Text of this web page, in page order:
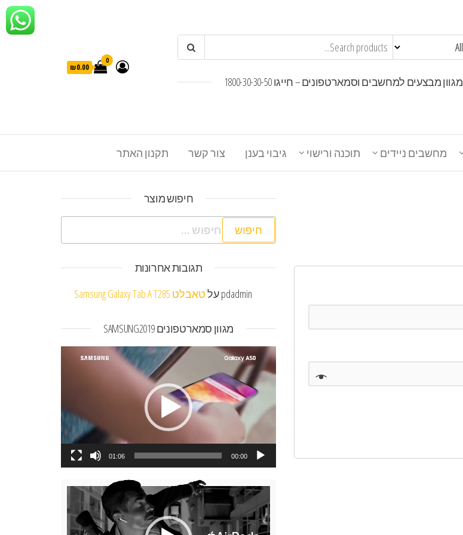
מגוון מבצעים למחשבים וסמארטפונים – חייגו 1800-30-30-50
0
₪0.00
מחשבים ניידים תוכנה ורישוי גיבוי בענן צור קשר תקנון האתר
חיפוש מוצר
חיפוש:
תגובות אחרונות
pdadminעלטאבלט Samsung Galaxy Tab A T285
מגוון סמארטפונים SAMSUNG2019
נגן
וידאו
00:00
01:06
נגן
וידאו